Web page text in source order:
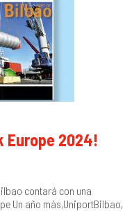
Europe 2024!
contará con una
Un año más,UniportBilbao,